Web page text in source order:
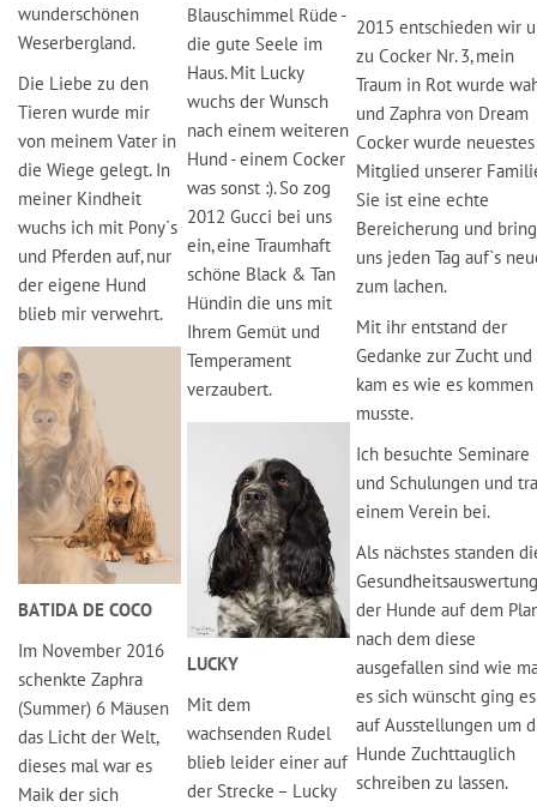
wunderschönen
Weserbergland.
Die Liebe zu den
Tieren wurde mir
von meinem Vater in
die Wiege gelegt. In
meiner Kindheit
wuchs ich mit Pony´s
und Pferden auf, nur
der eigene Hund
blieb mir verwehrt.
BATIDA DE COCO
Im November 2016
schenkte Zaphra
(Summer) 6 Mäusen
das Licht der Welt,
dieses mal war es
Maik der sich
Blauschimmel Rüde -
die gute Seele im
Haus. Mit Lucky
wuchs der Wunsch
nach einem weiteren
Hund - einem Cocker
was sonst :). So zog
2012 Gucci bei uns
ein, eine Traumhaft
schöne Black & Tan
Hündin die uns mit
Ihrem Gemüt und
Temperament
verzaubert.
LUCKY
Mit dem
wachsenden Rudel
blieb leider einer auf
der Strecke – Lucky
2015 entschieden wir
zu Cocker Nr. 3, mein
Traum in Rot wurde
und Zaphra von Dream
Cocker wurde neuestes
Mitglied unserer
Sie ist eine echte
Bereicherung und
uns jeden Tag auf`s
zum lachen.
Mit ihr entstand der
Gedanke zur Zucht und
kam es wie es kommen
musste.
Ich besuchte Seminare
und Schulungen und
einem Verein bei.
Als nächstes standen
der Hunde auf dem
nach dem diese
ausgefallen sind wie
es sich wünscht ging es
auf Ausstellungen um
Hunde Zuchttauglich
schreiben zu lassen.